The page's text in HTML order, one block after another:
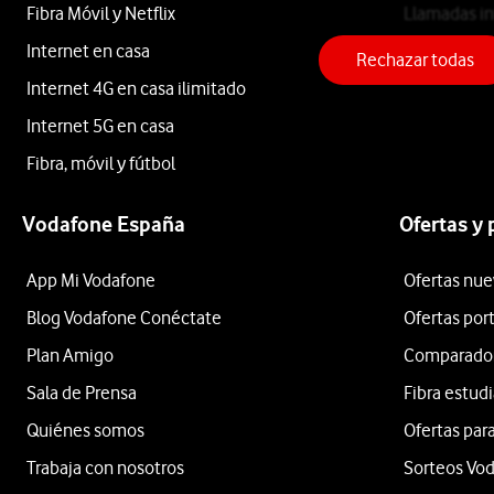
Amazon
Echo
Show
8
Blanco
con
Fibra Móvil y Netflix
Internet en casa
Internet 4G en casa ilimitado
Internet 5G en casa
Fibra, móvil y fútbol
Llamadas
Teléfono fijo
Vodafone España
App Mi Vodafone
Blog Vodafone Conéctate
Plan Amigo
Sala de Prensa
Quiénes somos
Trabaja con nosotros
Ofertas y
Ofertas
Ofertas
Fibra
Ofertas
Sorteos
Rechazar todas